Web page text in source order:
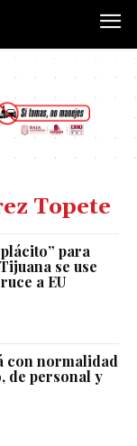
Topete
para
se use
a EU
con normalidad
de personal y